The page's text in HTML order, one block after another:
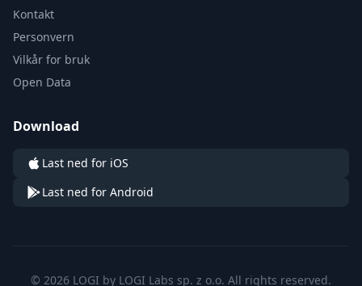
Kontakt
Personvern
Vilkår for bruk
Open Data
Download
Last ned for iOS
Last ned for Android
© 2026 LOGI by LOGI Labs sp. z o.o. All rights reserved.